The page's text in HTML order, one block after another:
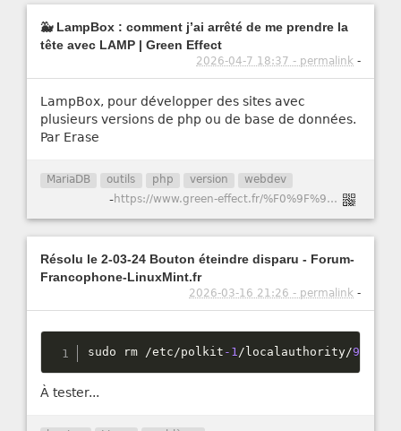
🐳 LampBox : comment j’ai arrêté de me prendre la
tête avec LAMP | Green Effect
2026-04-7 18:37 - permalink -
LampBox, pour développer des sites avec
plusieurs versions de php ou de base de données.
Par Erase
MariaDB outils php version webdev
- https://www.green-effect.fr/%F0%9F%90%B3-lampbox-comment-j%E2%80%99ai-arr%C3%AAt%C3%A9-de-me-prendre-la-t%C3%AAte-avec-lamp
Résolu le 2-03-24 Bouton éteindre disparu - Forum-
Francophone-LinuxMint.fr
2026-03-16 21:26 - permalink -
sudo rm /etc/polkit -1/ localauthority/90
À tester...